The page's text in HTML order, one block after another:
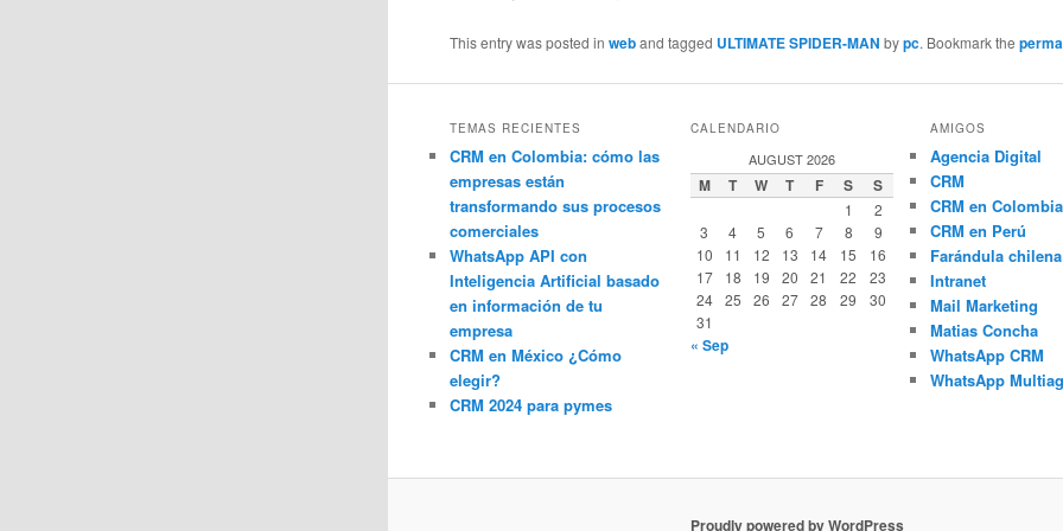
This entry was posted inweband tagged ULTIMATE SPIDER-MAN bypc. Bookmark the
TEMAS RECIENTES
CRM en Colombia: cómo las
empresas están
transformando sus procesos
comerciales
WhatsApp API con
Inteligencia Artificial basado
en información de tu
empresa
CRM en México ¿Cómo
elegir?
CRM 2024 para pymes
CALENDARIO
AUGUST 2026
M T W T F S S
1
2
3
4 5 6 7 8
9
10
11 12 13 14 15
16
17
18 19 20 21 22
23
24
25 26 27 28 29
30
31
« Sep
AMIGOS
Agencia Digital
CRM
CRM en Colombia
CRM en Perú
Farándula chilena
Intranet
Mail Marketing
Matias Concha
WhatsApp CRM
WhatsApp
Proudly powered by WordPress